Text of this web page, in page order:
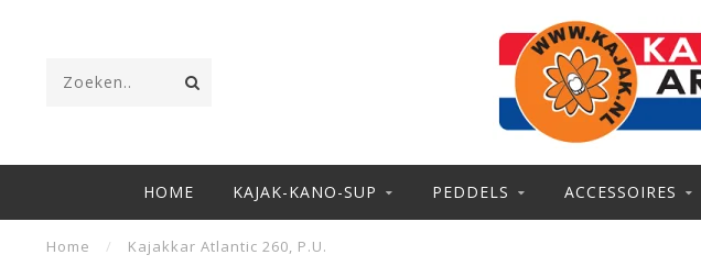
HOME KAJAK-KANO-SUP PEDDELS ACCESSOIRES
Home / Kajakkar Atlantic 260, P.U.